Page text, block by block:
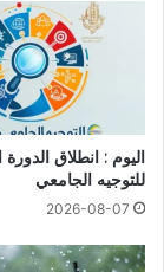
اليوم : انطلاق الدورة
للتوجيه الجامعي
2026-08-07